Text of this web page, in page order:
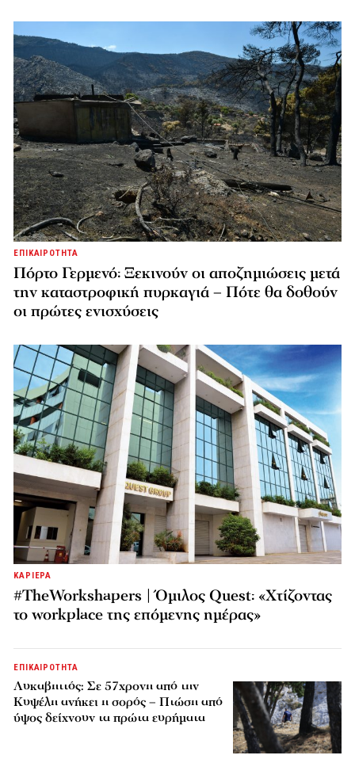
ΕΠΙΚΑΙΡΟΤΗΤΑ
Πόρτο Γερμενό: Ξεκινούν οι αποζημιώσεις μετά
την καταστροφική πυρκαγιά – Πότε θα δοθούν
οι πρώτες ενισχύσεις
ΚΑΡΙΕΡΑ
#TheWorkshapers | Όμιλος Quest: «Χτίζοντας
το workplace της επόμενης ημέρας»
ΕΠΙΚΑΙΡΟΤΗΤΑ
Λυκαβηττός: Σε 57χρονη από την
Κυψέλη ανήκει η σορός – Πτώση από
ύψος δείχνουν τα πρώτα ευρήματα